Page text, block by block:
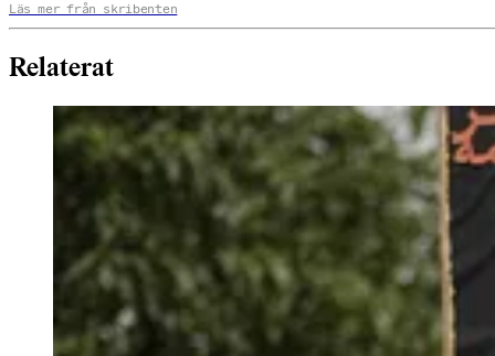
Läs mer från skribenten
Relaterat